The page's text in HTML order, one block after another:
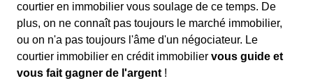
courtier en immobilier vous soulage de ce temps. De
plus, on ne connaît pas toujours le marché immobilier,
ou on n'a pas toujours l'âme d'un négociateur. Le
courtier immobilier en crédit immobilier vous guide et
vous fait gagner de l'argent !